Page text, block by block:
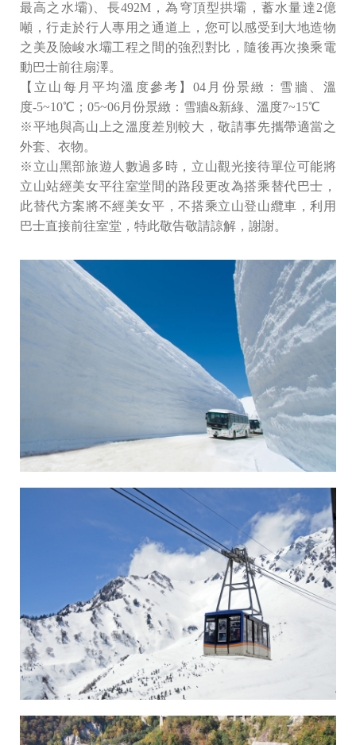
最高之水壩)、長492M，為穹頂型拱壩，蓄水量達2億
噸，行走於行人專用之通道上，您可以感受到大地造物
之美及險峻水壩工程之間的強烈對比，隨後再次換乘電
動巴士前往扇澤。
【立山每月平均溫度參考】04月份景緻：雪牆、溫
度-5~10℃；05~06月份景緻：雪牆&新綠、溫度7~15℃
※平地與高山上之溫度差別較大，敬請事先攜帶適當之
外套、衣物。
※立山黑部旅遊人數過多時，立山觀光接待單位可能將
立山站經美女平往室堂間的路段更改為搭乘替代巴士，
此替代方案將不經美女平，不搭乘立山登山纜車，利用
巴士直接前往室堂，特此敬告敬請諒解，謝謝。